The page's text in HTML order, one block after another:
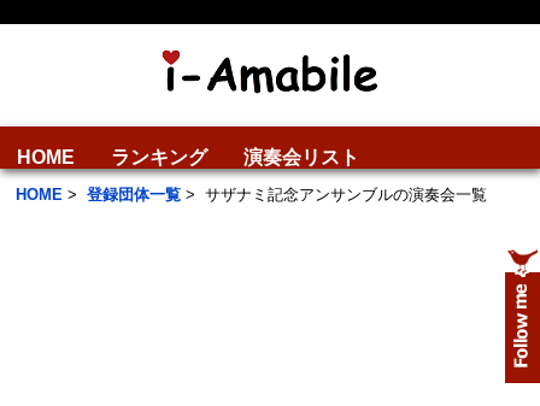
HOME ランキング 演奏会リスト
HOME > 登録団体一覧 > サザナミ記念アンサンブルの演奏会一覧